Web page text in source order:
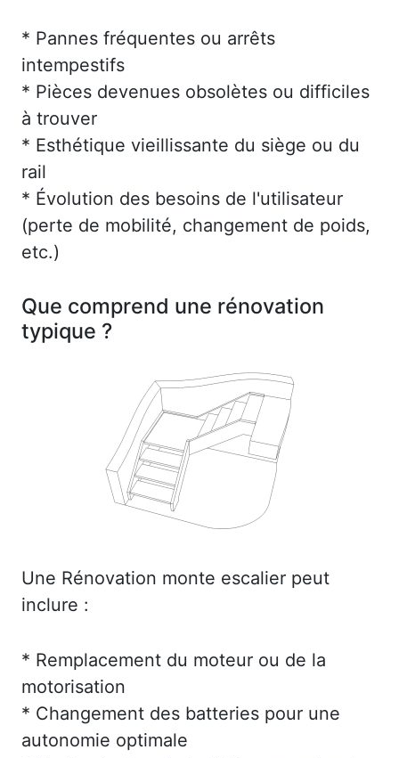
* Pannes fréquentes ou arrêts
intempestifs
* Pièces devenues obsolètes ou difficiles
à trouver
* Esthétique vieillissante du siège ou du
rail
* Évolution des besoins de l'utilisateur
(perte de mobilité, changement de poids,
etc.)
Que comprend une rénovation
typique ?
Une Rénovation monte escalier peut
inclure :
* Remplacement du moteur ou de la
motorisation
* Changement des batteries pour une
autonomie optimale